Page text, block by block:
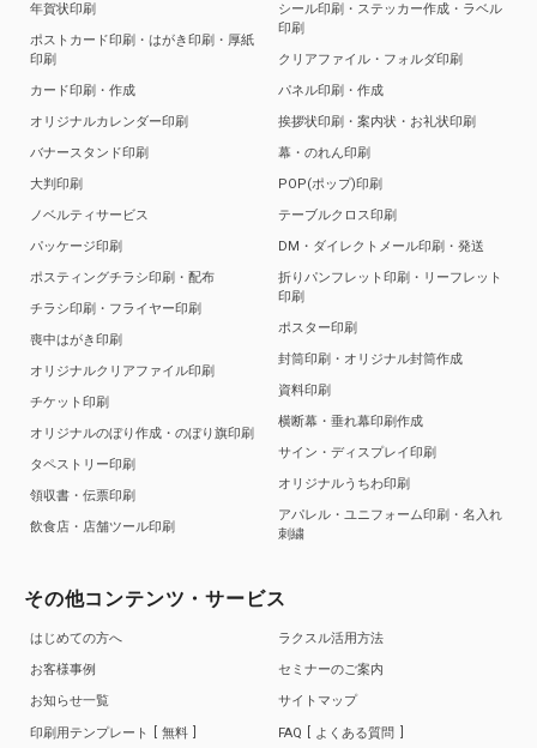
年賀状印刷
ポストカード印刷・はがき印刷・厚紙
印刷
カード印刷・作成
オリジナルカレンダー印刷
バナースタンド印刷
大判印刷
ノベルティサービス
パッケージ印刷
ポスティングチラシ印刷・配布
チラシ印刷・フライヤー印刷
喪中はがき印刷
オリジナルクリアファイル印刷
チケット印刷
オリジナルのぼり作成・のぼり旗印刷
タペストリー印刷
領収書・伝票印刷
飲食店・店舗ツール印刷
シール印刷・ステッカー作成・ラベル
印刷
クリアファイル・フォルダ印刷
パネル印刷・作成
挨拶状印刷・案内状・お礼状印刷
幕・のれん印刷
POP(ポップ)印刷
テーブルクロス印刷
DM・ダイレクトメール印刷・発送
折りパンフレット印刷・リーフレット
印刷
ポスター印刷
封筒印刷・オリジナル封筒作成
資料印刷
横断幕・垂れ幕印刷作成
サイン・ディスプレイ印刷
オリジナルうちわ印刷
アパレル・ユニフォーム印刷・名入れ
刺繍
その他コンテンツ・サービス
はじめての方へ
お客様事例
お知らせ一覧
印刷用テンプレート
無料
ラクスル活用方法
セミナーのご案内
サイトマップ
FAQ
よくある質問